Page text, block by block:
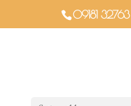
09181 32763